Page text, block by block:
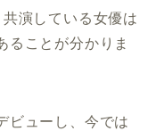
演している女優は
ることが分かりま
ビューし、今では